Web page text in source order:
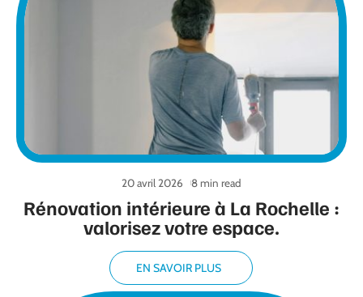
Rénovation intérieure à La Rochelle :
valorisez votre espace.
20 avril 2026 8 min read
EN SAVOIR PLUS